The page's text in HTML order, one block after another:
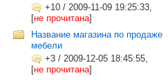
+10 / 2009-11-09 19:25:33,
[не прочитана]
Название магазина по продаже
мебели
+3 / 2009-12-05 18:45:55,
[не прочитана]